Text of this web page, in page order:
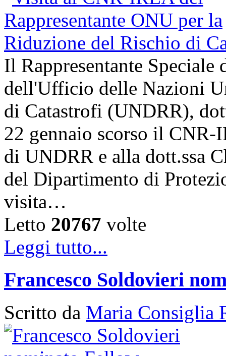
Il Rappresentante Speciale
dell'Ufficio delle Nazioni
di Catastrofi (UNDRR),
22 gennaio scorso il CNR-
di UNDRR e alla dott.ssa
del Dipartimento di
visita…
Letto 20767 volte
Leggi tutto...
Francesco Soldovieri
Scritto da Maria Consiglia